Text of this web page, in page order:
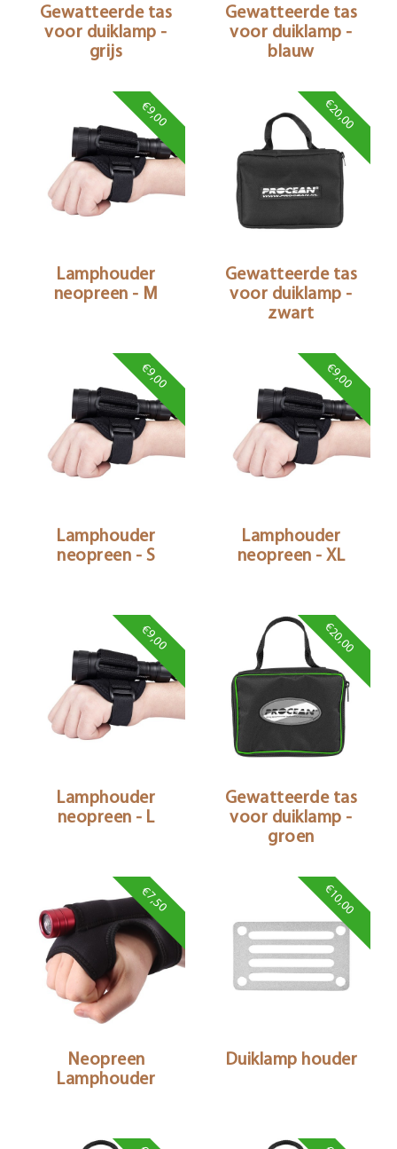
Gewatteerde tas
voor duiklamp -
grijs
Gewatteerde tas
voor duiklamp -
blauw
€9,00
Lamphouder
neopreen - M
€20,00
Gewatteerde tas
voor duiklamp -
zwart
€9,00
Lamphouder
neopreen - S
€9,00
Lamphouder
neopreen - XL
€9,00
Lamphouder
neopreen - L
€20,00
Gewatteerde tas
voor duiklamp -
groen
€7,50
Neopreen
Lamphouder
€10,00
Duiklamp houder